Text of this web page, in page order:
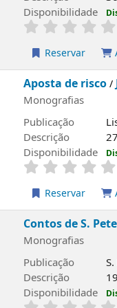
Disponibilidade
Reservar
Aposta de risco/
Monografias
Publicação
Descrição
Disponibilidade
Reservar
Contos de S.
Monografias
Publicação
Descrição
Disponibilidade